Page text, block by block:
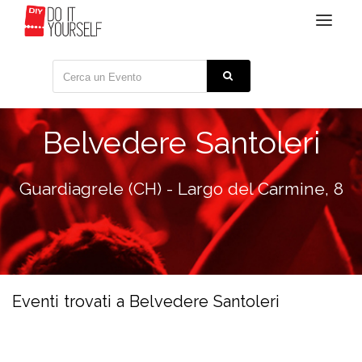
Toggle
Belvedere Santoleri
Guardiagrele (CH) - Largo del Carmine, 8
Eventi trovati a Belvedere Santoleri